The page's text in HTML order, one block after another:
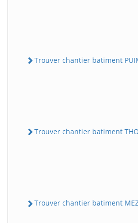
Trouver chantier batiment
Trouver chantier batiment
Trouver chantier batiment